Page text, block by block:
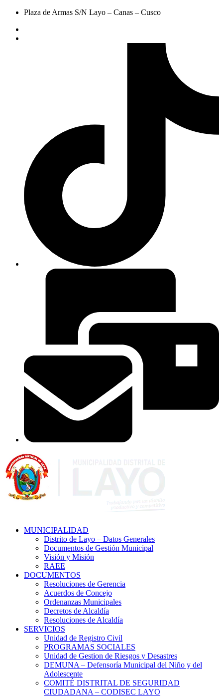
Plaza de Armas S/N Layo – Canas – Cusco
MUNICIPALIDAD
Distrito de Layo – Datos Generales
Documentos de Gestión Municipal
Visión y Misión
RAEE
DOCUMENTOS
Resoluciones de Gerencia
Acuerdos de Concejo
Ordenanzas Municipales
Decretos de Alcaldía
Resoluciones de Alcaldía
SERVICIOS
Unidad de Registro Civil
PROGRAMAS SOCIALES
Unidad de Gestion de Riesgos y Desastres
DEMUNA – Defensoría Municipal del Niño y del
Adolescente
COMITÉ DISTRITAL DE SEGURIDAD
CIUDADANA – CODISEC LAYO